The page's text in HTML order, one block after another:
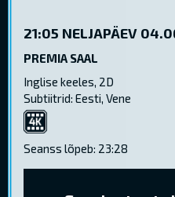
21:05 NELJAPÄEV
PREMIA SAAL
Inglise keeles, 2D
Subtiitrid: Eesti, Vene
4K
Seanss lõpeb: 23:28